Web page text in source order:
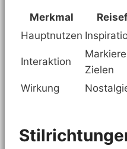
Merkmal
Hauptnutzen
Interaktion
Zielen
Wirkung